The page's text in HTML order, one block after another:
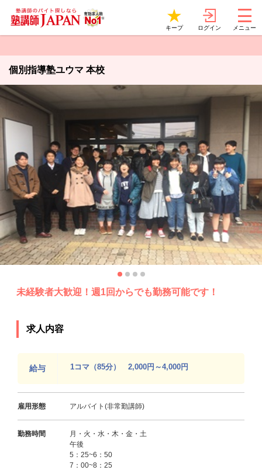
キープ ログイン メニュー
個別指導塾ユウマ 本校
未経験者大歓迎！週1回からでも勤務可能です！
求人内容
給与 1コマ（85分） 2,000円～4,000円
雇用形態 アルバイト(非常勤講師)
勤務時間
月・火・水・木・金・土
午後
5：25~6：50
7：00~8：25